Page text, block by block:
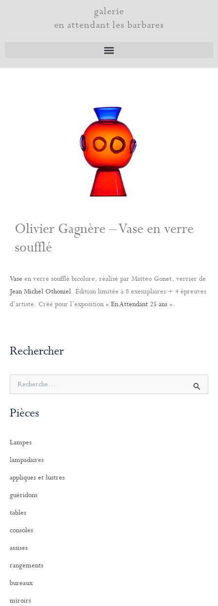
galerie
en attendant les barbares
Olivier Gagnère – Vase en verre
soufflé
Vase en verre soufflé bicolore, réalisé par Matteo Gonet, verrier de
Jean Michel Othoniel. Édition limitée à 8 exemplaires + 4 épreuves
d’artiste. Créé pour l’exposition « En Attendant 25 ans ».
Rechercher
e
h
c
e
:
Pièces
Lampes
lampadaires
appliques et lustres
guéridons
tables
consoles
assises
rangements
bureaux
miroirs